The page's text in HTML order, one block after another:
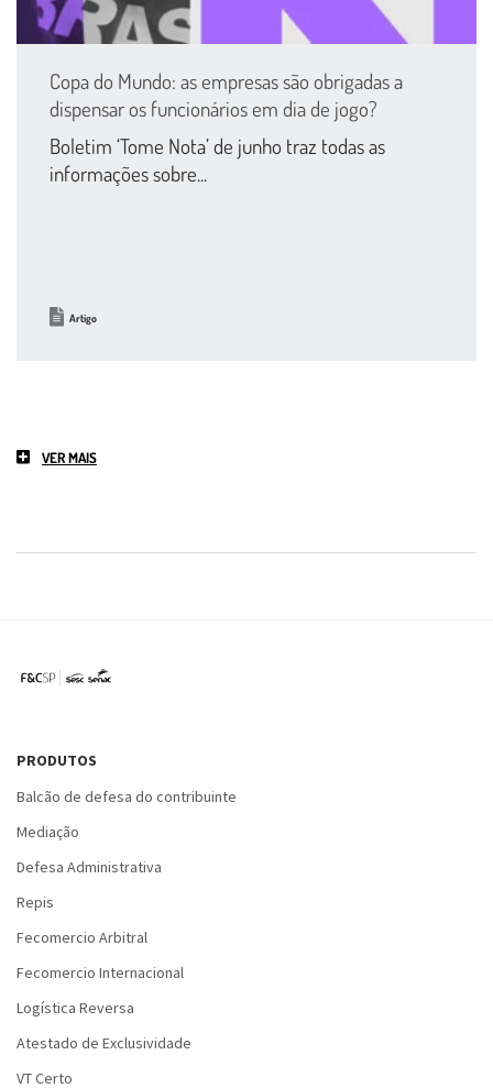
Copa do Mundo: as empresas são obrigadas a
dispensar os funcionários em dia de jogo?
Boletim ‘Tome Nota’ de junho traz todas as
informações sobre...
Artigo
VER MAIS
PRODUTOS
Balcão de defesa do contribuinte
Mediação
Defesa Administrativa
Repis
Fecomercio Arbitral
Fecomercio Internacional
Logística Reversa
Atestado de Exclusividade
VT Certo